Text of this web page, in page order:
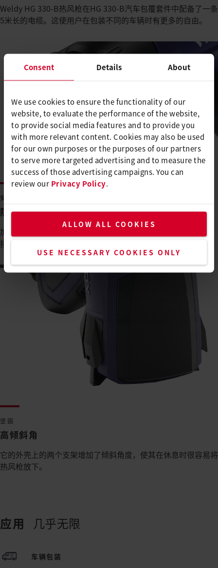
Consent Details About
We use cookies to ensure the functionality of our
website, to evaluate the performance of the website,
to provide social media features and to provide you
with more relevant content. Cookies may also be used
for our own purposes or the purposes of our partners
to serve more targeted advertising and to measure the
success of those advertising campaigns. You can
review our Privacy Policy
ALLOW ALL COOKIES
USE NECESSARY COOKIES ONLY
Weldy HG 330-B热风枪在HG 330-B汽车包覆套件中配备了一条
5米长的电缆。这使用户在包装不同的车辆时有更多的自由。
安全性
防火配件保证人员安全，不损坏材料
加热保护装置只需安装在HG 330-B上，即可防止材料和用户直
接接触到热的加热管。
坚固
高倾斜角
它的外壳上的两个支架增加了倾斜角度，使其在休息时很容易将
热风枪放下。
应用 几乎无限
车辆包装